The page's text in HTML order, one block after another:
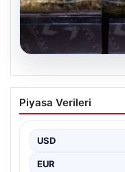
23.
Piyanist
Festivali, bu yıl da
Piyasa Verileri
USD
EUR